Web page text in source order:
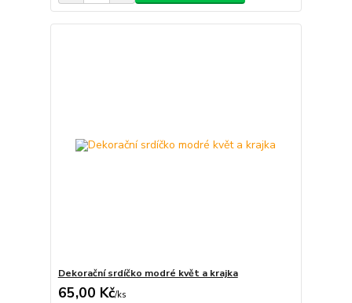
Dekorační srdíčko modré květ a krajka
65,00 Kč/ks